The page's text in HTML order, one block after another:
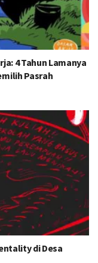
4 Tahun Lamanya
Pasrah
di Desa